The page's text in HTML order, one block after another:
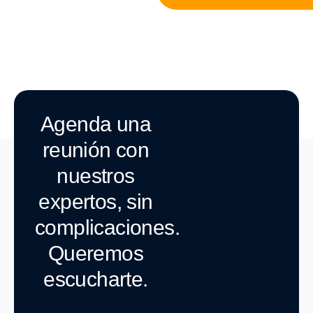
Agenda una
reunión con
nuestros
expertos, sin
complicaciones.
Queremos
escucharte.